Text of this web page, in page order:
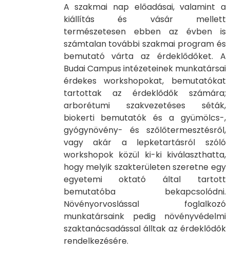
A szakmai nap előadásai, valamint a
kiállítás és vásár mellett
természetesen ebben az évben is
számtalan további szakmai program és
bemutató várta az érdeklődőket. A
Budai Campus intézeteinek munkatársai
érdekes workshopokat, bemutatókat
tartottak az érdeklődők számára;
arborétumi szakvezetéses séták,
biokerti bemutatók és a gyümölcs-,
gyógynövény- és szőlőtermesztésről,
vagy akár a lepketartásról szóló
workshopok közül ki-ki kiválaszthatta,
hogy melyik szakterületen szeretne egy
egyetemi oktató által tartott
bemutatóba bekapcsolódni.
Növényorvoslással foglalkozó
munkatársaink pedig növényvédelmi
szaktanácsadással álltak az érdeklődők
rendelkezésére.